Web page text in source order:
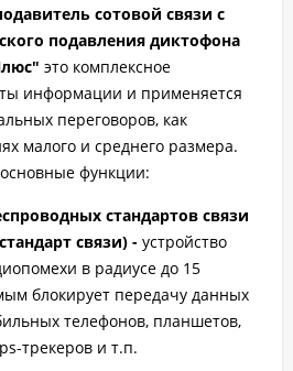
сотовой связи с
подавления диктофона
это комплексное
информации и применяется
переговоров, как
малого и среднего размера.
функции:
стандартов связи
связи) - устройство
в радиусе до 15
блокирует передачу данных
телефонов, планшетов,
трекеров и т.п.